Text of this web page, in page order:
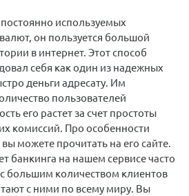
используемых
он пользуется большой
в интернет. Этот способ
себя как один из надежных
деньги адресату. Им
пользователей
его растет за счет простоты
комиссий. Про особенности
можете прочитать на его сайте.
банкинга на нашем сервисе часто
большим количеством клиентов
с ними по всему миру. Вы